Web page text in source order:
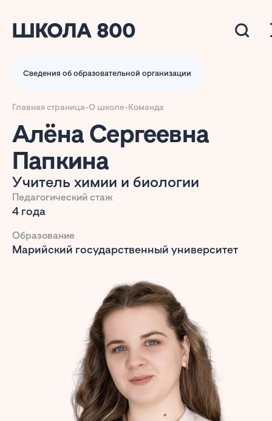
Сведения об образовательной организации
Главная страница-О школе-Команда
Алёна Сергеевна
Папкина
Учитель химии и биологии
Педагогический стаж
4 года
Образование
Марийский государственный университет